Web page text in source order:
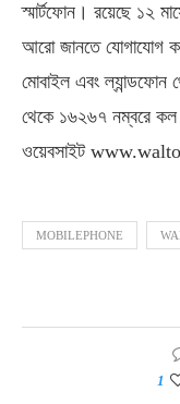
স্মার্টফোন। রয়েছে ১২
আরো জানতে যোগাযোগ
মোবাইল এবং
থেকে ১৬২৬৭ নম্বরে কল
ওয়েবসাইট
MOBILEPHONE
1